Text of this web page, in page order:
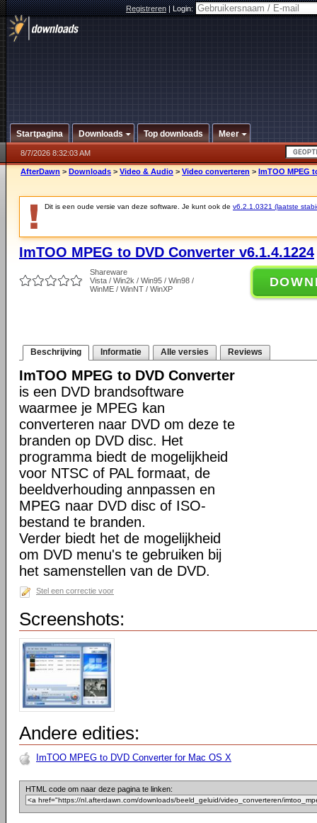
Registreren|Login:
Startpagina Downloads Top downloads Meer
8/7/2026 8:32:03 AM
AfterDawn > Downloads > Video & Audio > Video converteren > ImTOO MPEG
Dit is een oude versie van deze software. Je kunt ook de v6.2.1.0321 (laatste
ImTOO MPEG to DVD Converter v6.1.4.1224
Shareware
Vista / Win2k / Win95 / Win98 /
WinME / WinNT / WinXP
Beschrijving Informatie Alle versies Reviews
ImTOO MPEG to DVD Converter
is een DVD brandsoftware
waarmee je MPEG kan
converteren naar DVD om deze te
branden op DVD disc. Het
programma biedt de mogelijkheid
voor NTSC of PAL formaat, de
beeldverhouding annpassen en
MPEG naar DVD disc of ISO-
bestand te branden.
Verder biedt het de mogelijkheid
om DVD menu's te gebruiken bij
het samenstellen van de DVD.
Stel een correctie voor
Screenshots:
Andere edities:
ImTOO MPEG to DVD Converter for Mac OS X
HTML code om naar deze pagina te linken: